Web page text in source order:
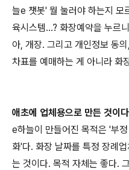
늘e 챗봇' 뭘 눌러야 하는지 모
육시스템...? 화장예약을 누르
아, 개장. 그리고 개인정보 동
차표를 예매하는 게 아니라 화
애초에 업체용으로 만든 것이다
e하늘이 만들어진 목적은 '부
화'다. 화장 날짜를 특정 장례
는 것이다. 목적 자체는 좋다.